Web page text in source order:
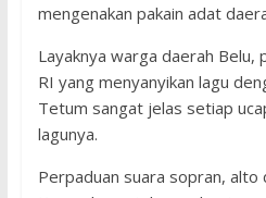
mengenakan pakain adat
Layaknya warga daerah Belu,
RI yang menyanyikan lagu
Tetum sangat jelas setiap
lagunya.
Perpaduan suara sopran,